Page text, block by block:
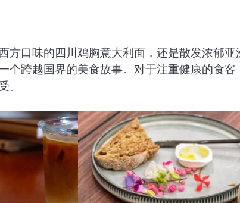
方口味的四川鸡胸意大利面，还是散发浓郁亚
个跨越国界的美食故事。对于注重健康的食客